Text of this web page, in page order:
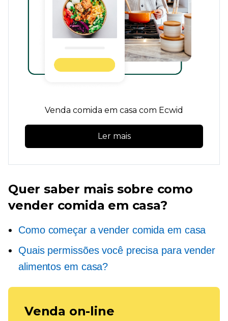
Venda comida em casa com Ecwid
Ler mais
Quer saber mais sobre como
vender comida em casa?
Como começar a vender comida em casa
Quais permissões você precisa para vender
alimentos em casa?
Venda on-line